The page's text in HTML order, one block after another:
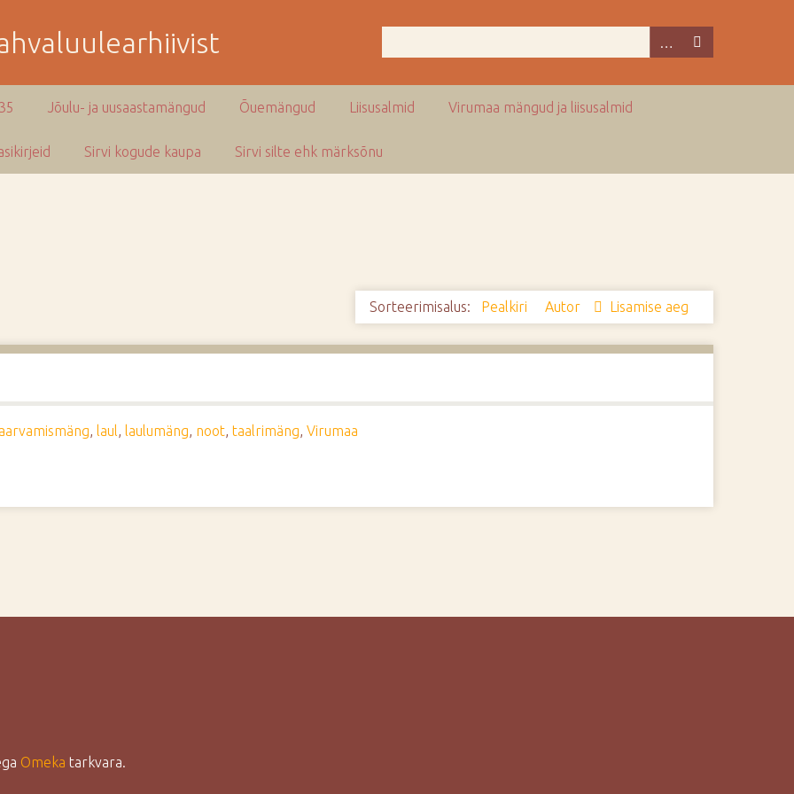
Jõulu- ja uusaastamängud Õuemängud Liisusalmid Virumaa mängud ja liisusalmid
Sirvi kogude kaupa Sirvi silte ehk märksõnu
Sorteerimisalus: Pealkiri Autor Lisamise aeg
,laul,laulumäng, noot,taalrimäng,Virumaa
Omeka tarkvara.